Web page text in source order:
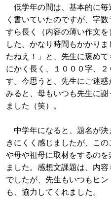
低学年の間は、基本的に毎
く書いていたのですが、字
すら長く（内容の薄い作文
した。かなり時間もかかり
たねえ！」と、先生に褒め
にかく長く、１０００字、
す。今思うと、先生にご迷
みると、母もいつも先生に
ました（笑）。
中学年になると、題名が
きにくく感じましたが、こ
や母や祖母に取材をするの
ました。感想文課題は、内
でしたが、先生もいつもヒ
も、協力してくれました。